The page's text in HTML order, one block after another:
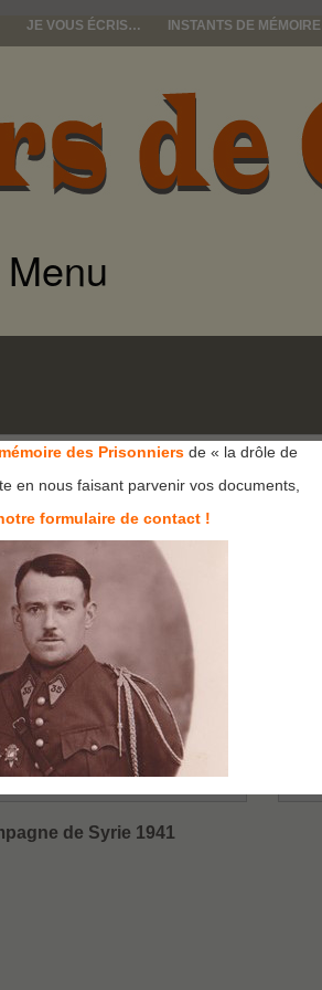
JE VOUS ÉCRIS… INSTANTS DE MÉMOIRE
Menu
de Syrie 1941
des Prisonniers de « la drôle de
en nous faisant parvenir vos documents,
formulaire de contact !